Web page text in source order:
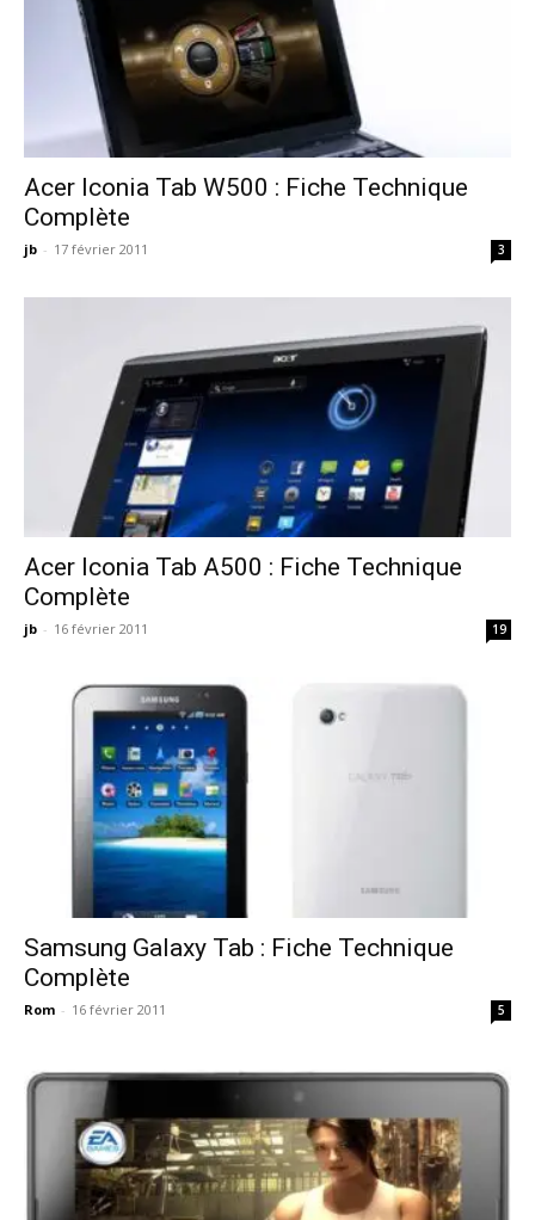
Acer Iconia Tab W500 : Fiche Technique
Complète
jb - 17 février 2011 3
Acer Iconia Tab A500 : Fiche Technique
Complète
jb - 16 février 2011 19
Samsung Galaxy Tab : Fiche Technique
Complète
Rom - 16 février 2011 5